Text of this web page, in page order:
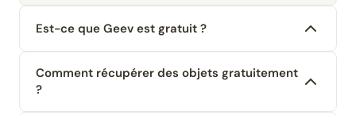
Est-ce que Geev est gratuit ?
Comment récupérer des objets gratuitement
?